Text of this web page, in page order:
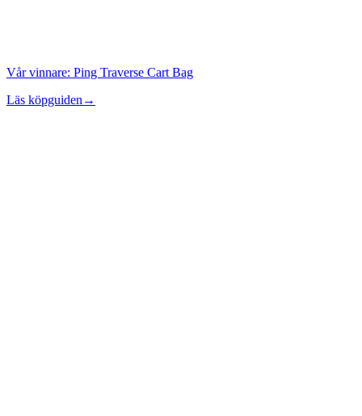
Vår vinnare: Ping Traverse Cart Bag
Läs köpguiden →